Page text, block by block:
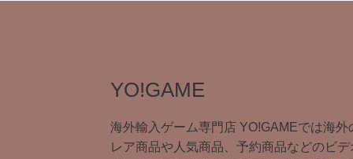
YO!GAME
海外輸入ゲーム専門店 YO!GAMEでは海外
レア商品や人気商品、予約商品などのビデ